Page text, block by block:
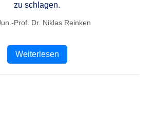
zu schlagen.
Prof. Dr. Niklas Reinken
Weiterlesen